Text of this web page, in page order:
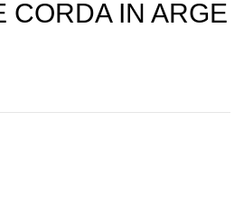
CORDA IN ARGE